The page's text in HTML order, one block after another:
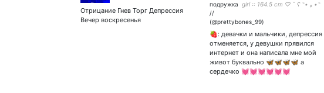
Отрицание Гнев Торг Депрессия
Вечер воскресенья
girl :: 164.5 cm ♡ ˇ ʕ ˵• ₒ •˵
43 ˀˀ ˖ お前˒ ੭
🍓: девачки и мальчики, депрессия
отменяется, у девушки прявился
интернет и она написала мне мой
живот буквально 🦋🦋🦋🦋 а
сердечко 💓💓💓💓💓💓